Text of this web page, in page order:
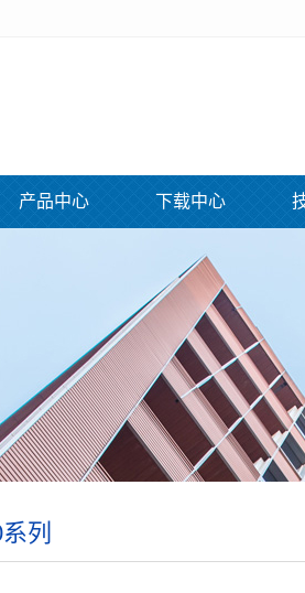
产品中心 下载中心
列